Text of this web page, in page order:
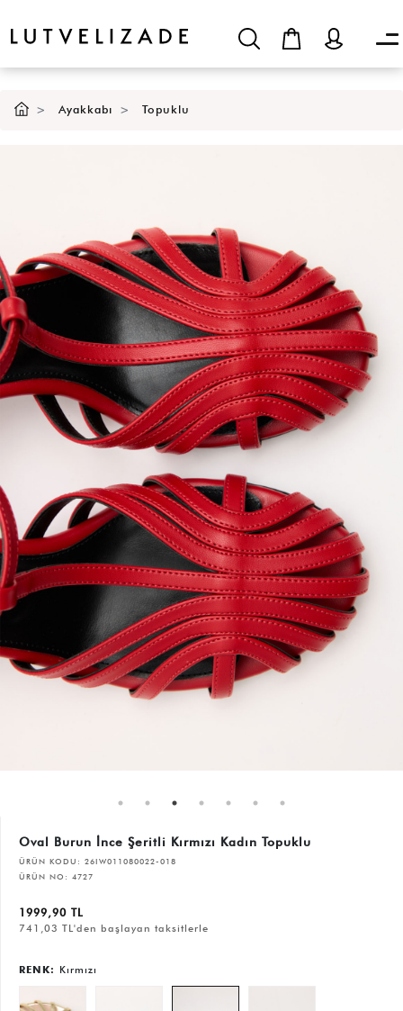
Ayakkabı Topuklu
Oval Burun İnce Şeritli Kırmızı Kadın Topuklu
ÜRÜN KODU: 26IW011080022-018
ÜRÜN NO: 4727
1999,90 TL
741,03 TL'den başlayan taksitlerle
RENK: Kırmızı